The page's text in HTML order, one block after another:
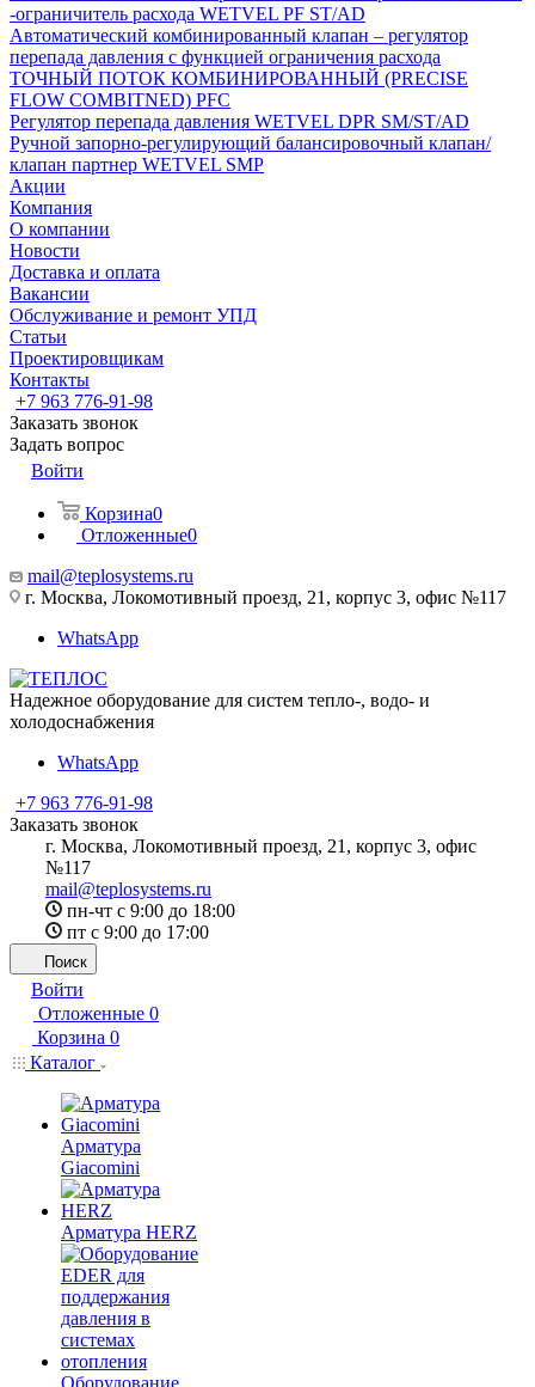
-ограничитель расхода WETVEL PF ST/AD
Автоматический комбинированный клапан – регулятор
перепада давления с функцией ограничения расхода
ТОЧНЫЙ ПОТОК КОМБИНИРОВАННЫЙ (PRECISE
FLOW COMBIТNED) PFC
Регулятор перепада давления WETVEL DPR SM/ST/AD
Ручной запорно-регулирующий балансировочный клапан/
клапан партнер WETVEL SMP
Акции
Компания
О компании
Новости
Доставка и оплата
Вакансии
Обслуживание и ремонт УПД
Статьи
Проектировщикам
Контакты
+7 963 776-91-98
Заказать звонок
Задать вопрос
Войти
Корзина0
Отложенные0
mail@teplosystems.ru
г. Москва, Локомотивный проезд, 21, корпус 3, офис №117
WhatsApp
Надежное оборудование для систем тепло-, водо- и
холодоснабжения
WhatsApp
+7 963 776-91-98
Заказать звонок
г. Москва, Локомотивный проезд, 21, корпус 3, офис
№117
mail@teplosystems.ru
пн-чт с 9:00 до 18:00
пт с 9:00 до 17:00
Поиск
Войти
Отложенные 0
Корзина 0
Каталог
Арматура
Giacomini
Арматура HERZ
Оборудование